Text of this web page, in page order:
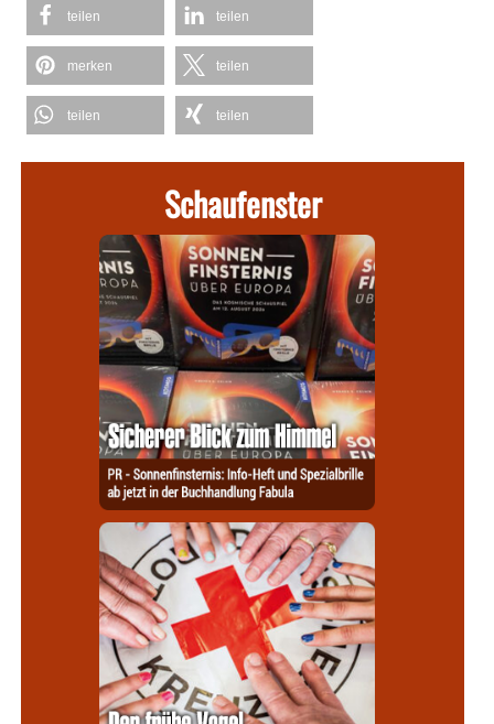
teilen teilen
merken teilen
teilen teilen
Schaufenster